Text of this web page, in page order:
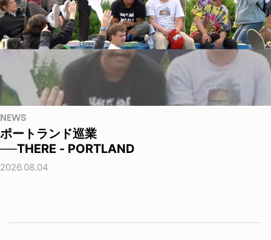
NEWS
ポートランド巡業
──THERE - PORTLAND
2026.08.04